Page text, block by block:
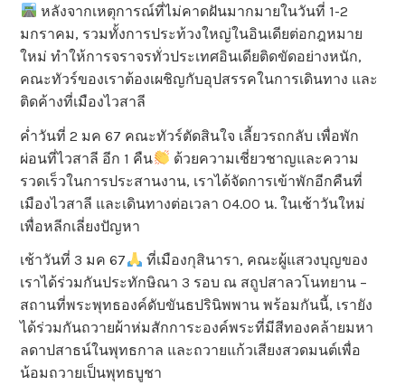
หลังจากเหตุการณ์ที่ไม่คาดฝันมากมายในวันที่ 1-2
มกราคม, รวมทั้งการประท้วงใหญ่ในอินเดียต่อกฎหมาย
ใหม่ ทำให้การจราจรทั่วประเทศอินเดียติดขัดอย่างหนัก,
คณะทัวร์ของเราต้องเผชิญกับอุปสรรคในการเดินทาง และ
ติดค้างที่เมืองไวสาลี
ค่ำวันที่ 2 มค 67 คณะทัวร์ตัดสินใจ เลี้ยวรถกลับ เพื่อพัก
ผ่อนที่ไวสาลี อีก 1 คืน
ด้วยความเชี่ยวชาญและความ
รวดเร็วในการประสานงาน, เราได้จัดการเข้าพักอีกคืนที่
เมืองไวสาลี และเดินทางต่อเวลา 04.00 น. ในเช้าวันใหม่
เพื่อหลีกเลี่ยงปัญหา
เช้าวันที่ 3 มค 67
ที่เมืองกุสินารา, คณะผู้แสวงบุญของ
เราได้ร่วมกันประทักษิณา 3 รอบ ณ สถูปสาลวโนทยาน –
สถานที่พระพุทธองค์ดับขันธปรินิพพาน พร้อมกันนี้, เรายัง
ได้ร่วมกันถวายผ้าห่มสักการะองค์พระที่มีสีทองคล้ายมหา
ลดาปสาธน์ในพุทธกาล และถวายแก้วเสียงสวดมนต์เพื่อ
น้อมถวายเป็นพุทธบูชา